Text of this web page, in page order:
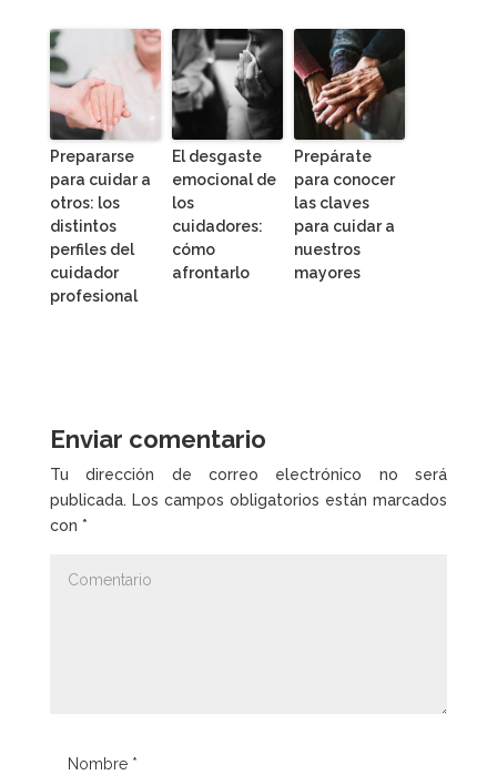
Prepararse
para cuidar a
otros: los
distintos
perfiles del
cuidador
profesional
El desgaste
emocional de
los
cuidadores:
cómo
afrontarlo
Prepárate
para conocer
las claves
para cuidar a
nuestros
mayores
Enviar comentario
Tu dirección de correo electrónico no será
publicada. Los campos obligatorios están marcados
con *